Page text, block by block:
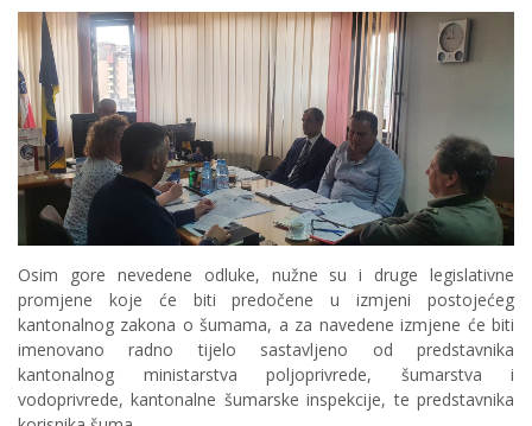
Osim gore nevedene odluke, nužne su i druge legislativne
promjene koje će biti predočene u izmjeni postojećeg
kantonalnog zakona o šumama, a za navedene izmjene će biti
imenovano radno tijelo sastavljeno od predstavnika
kantonalnog ministarstva poljoprivrede, šumarstva i
vodoprivrede, kantonalne šumarske inspekcije, te predstavnika